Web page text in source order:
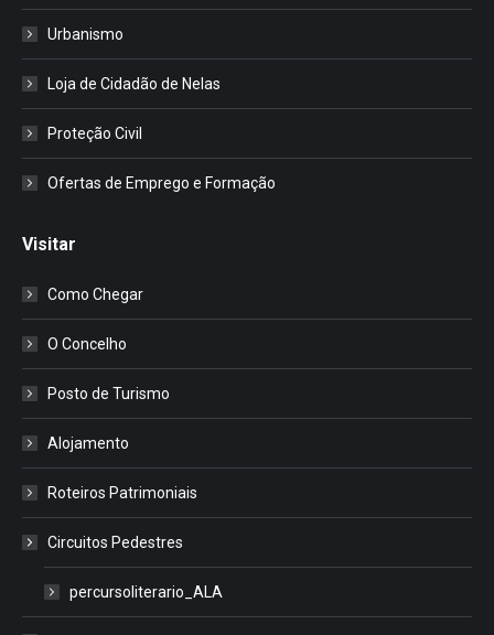
Urbanismo
Loja de Cidadão de Nelas
Proteção Civil
Ofertas de Emprego e Formação
Visitar
Como Chegar
O Concelho
Posto de Turismo
Alojamento
Roteiros Patrimoniais
Circuitos Pedestres
percursoliterario_ALA